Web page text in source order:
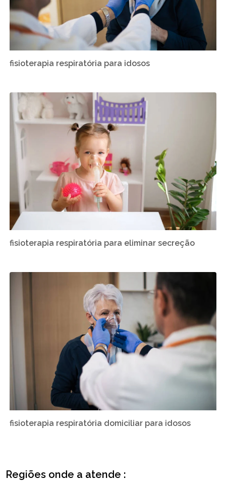
fisioterapia respiratória para idosos
fisioterapia respiratória para eliminar secreção
fisioterapia respiratória domiciliar para idosos
Regiões onde a atende :